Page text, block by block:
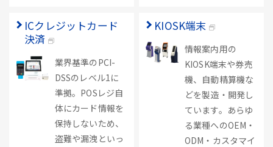
ICクレジットカード
決済
業界基準のPCI-
DSSのレベル1に
準拠。POSレジ自
体にカード情報を
保持しないため、
盗難や漏洩といっ
KIOSK端末
情報案内用の
KIOSK端末や券売
機、自動精算機な
どを製造・開発し
ています。あらゆ
る業種へのOEM・
ODM・カスタマイ